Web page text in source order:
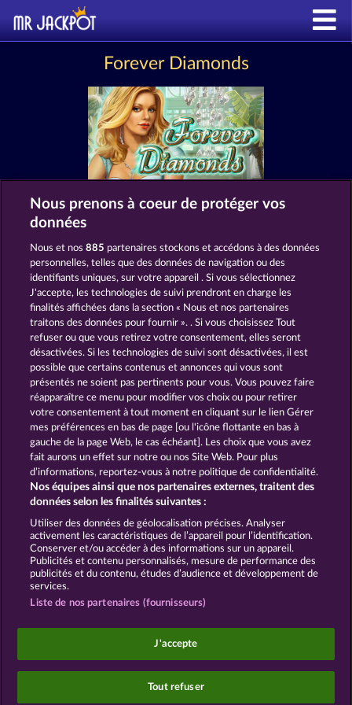
Forever Diamonds
MACHINES À SOUS COMME FOREVER
DIAMONDS
Sticky Diamonds
CGU
Politique de confidentialité et de cookies
Mentions légales Société
Envoyer la demande de rétractation
Les jeux de casino sociaux sont prévus uniquement
à des fins de divertissement et n'ont absolument
jeux avec de l'argent réel.
©2026 Whow Games GmbH
Nous prenons à coeur de protéger vos
données
Nous et nos885 partenaires stockons et accédons à des données
personnelles, telles que des données de navigation ou des
identifiants uniques, sur votre appareil . Si vous sélectionnez
J'accepte, les technologies de suivi prendront en charge les
finalités affichées dans la section « Nous et nos partenaires
traitons des données pour fournir ». . Si vous choisissez Tout
refuser ou que vous retirez votre consentement, elles seront
désactivées. Si les technologies de suivi sont désactivées, il est
possible que certains contenus et annonces qui vous sont
présentés ne soient pas pertinents pour vous. Vous pouvez faire
réapparaître ce menu pour modifier vos choix ou pour retirer
votre consentement à tout moment en cliquant sur le lien Gérer
mes préférences en bas de page [ou l'icône flottante en bas à
gauche de la page Web, le cas échéant]. Les choix que vous avez
fait aurons un effet sur notre ou nos Site Web. Pour plus
d’informations, reportez-vous à notre politique de confidentialité.
Nos équipes ainsi que nos partenaires externes, traitent des
données selon les finalités suivantes :
Utiliser des données de géolocalisation précises. Analyser
activement les caractéristiques de l’appareil pour l’identification.
Conserver et/ou accéder à des informations sur un appareil.
Publicités et contenu personnalisés, mesure de performance des
publicités et du contenu, études d’audience et développement de
services.
Liste de nos partenaires (fournisseurs)
J'accepte
Tout refuser